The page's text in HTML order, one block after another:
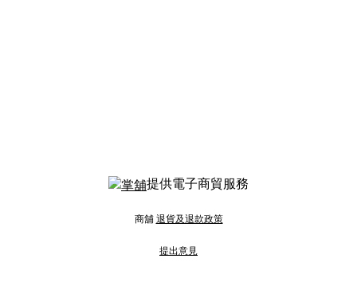
提供電子商貿服務
商舖 退貨及退款政策
提出意見